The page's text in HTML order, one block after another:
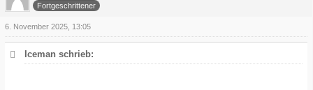
Fortgeschrittener
6. November 2025, 13:05
Iceman schrieb: